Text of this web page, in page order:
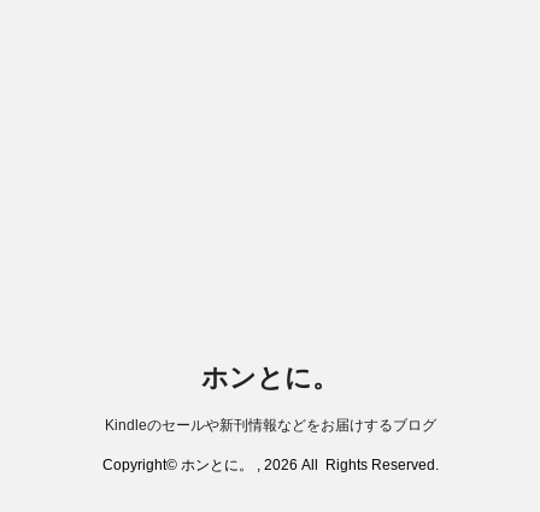
ホンとに。
Kindleのセールや新刊情報などをお届けするブログ
Copyright© ホンとに。 , 2026 All Rights Reserved.